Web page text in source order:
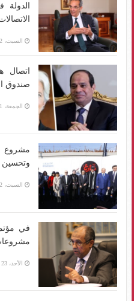
السبت، 22 ديسمبر 2018 12:00 ص
اتصال
صندوق
الجمعة، 21 ديسمبر 2018 10:19 م
وتحسين
السبت، 22 ديسمبر 2018 01:00 م
في
مشروعات 2018
الأحد، 23 ديسمبر 2018 06:00 م